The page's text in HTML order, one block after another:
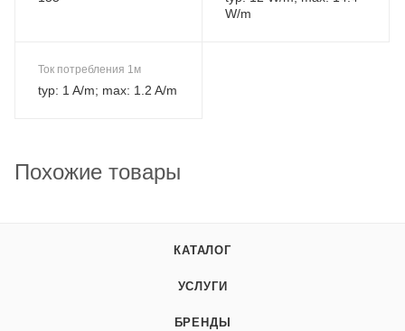
W/m
Ток потребления 1м
typ: 1 A/m; max: 1.2 A/m
Похожие товары
КАТАЛОГ
УСЛУГИ
БРЕНДЫ